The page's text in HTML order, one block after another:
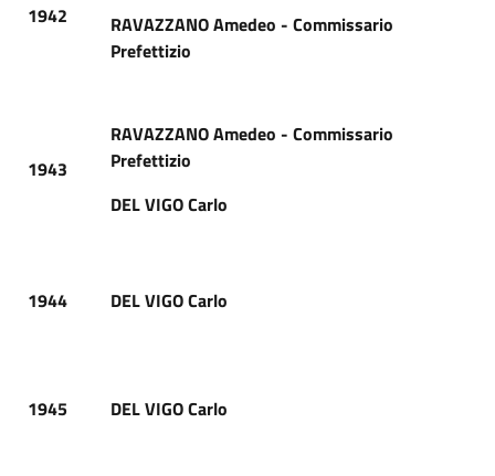
1942
RAVAZZANO Amedeo - Commissario
Prefettizio
1943
RAVAZZANO Amedeo - Commissario
Prefettizio
DEL VIGO Carlo
1944 DEL VIGO Carlo
1945 DEL VIGO Carlo